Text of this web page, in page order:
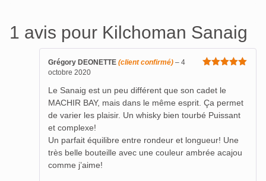
1 avis pour Kilchoman Sanaig
Grégory DEONETTE (client confirmé) – 4
octobre 2020
Le Sanaig est un peu différent que son cadet le
MACHIR BAY, mais dans le même esprit. Ça permet
de varier les plaisir. Un whisky bien tourbé Puissant
et complexe!
Un parfait équilibre entre rondeur et longueur! Une
très belle bouteille avec une couleur ambrée acajou
comme j’aime!